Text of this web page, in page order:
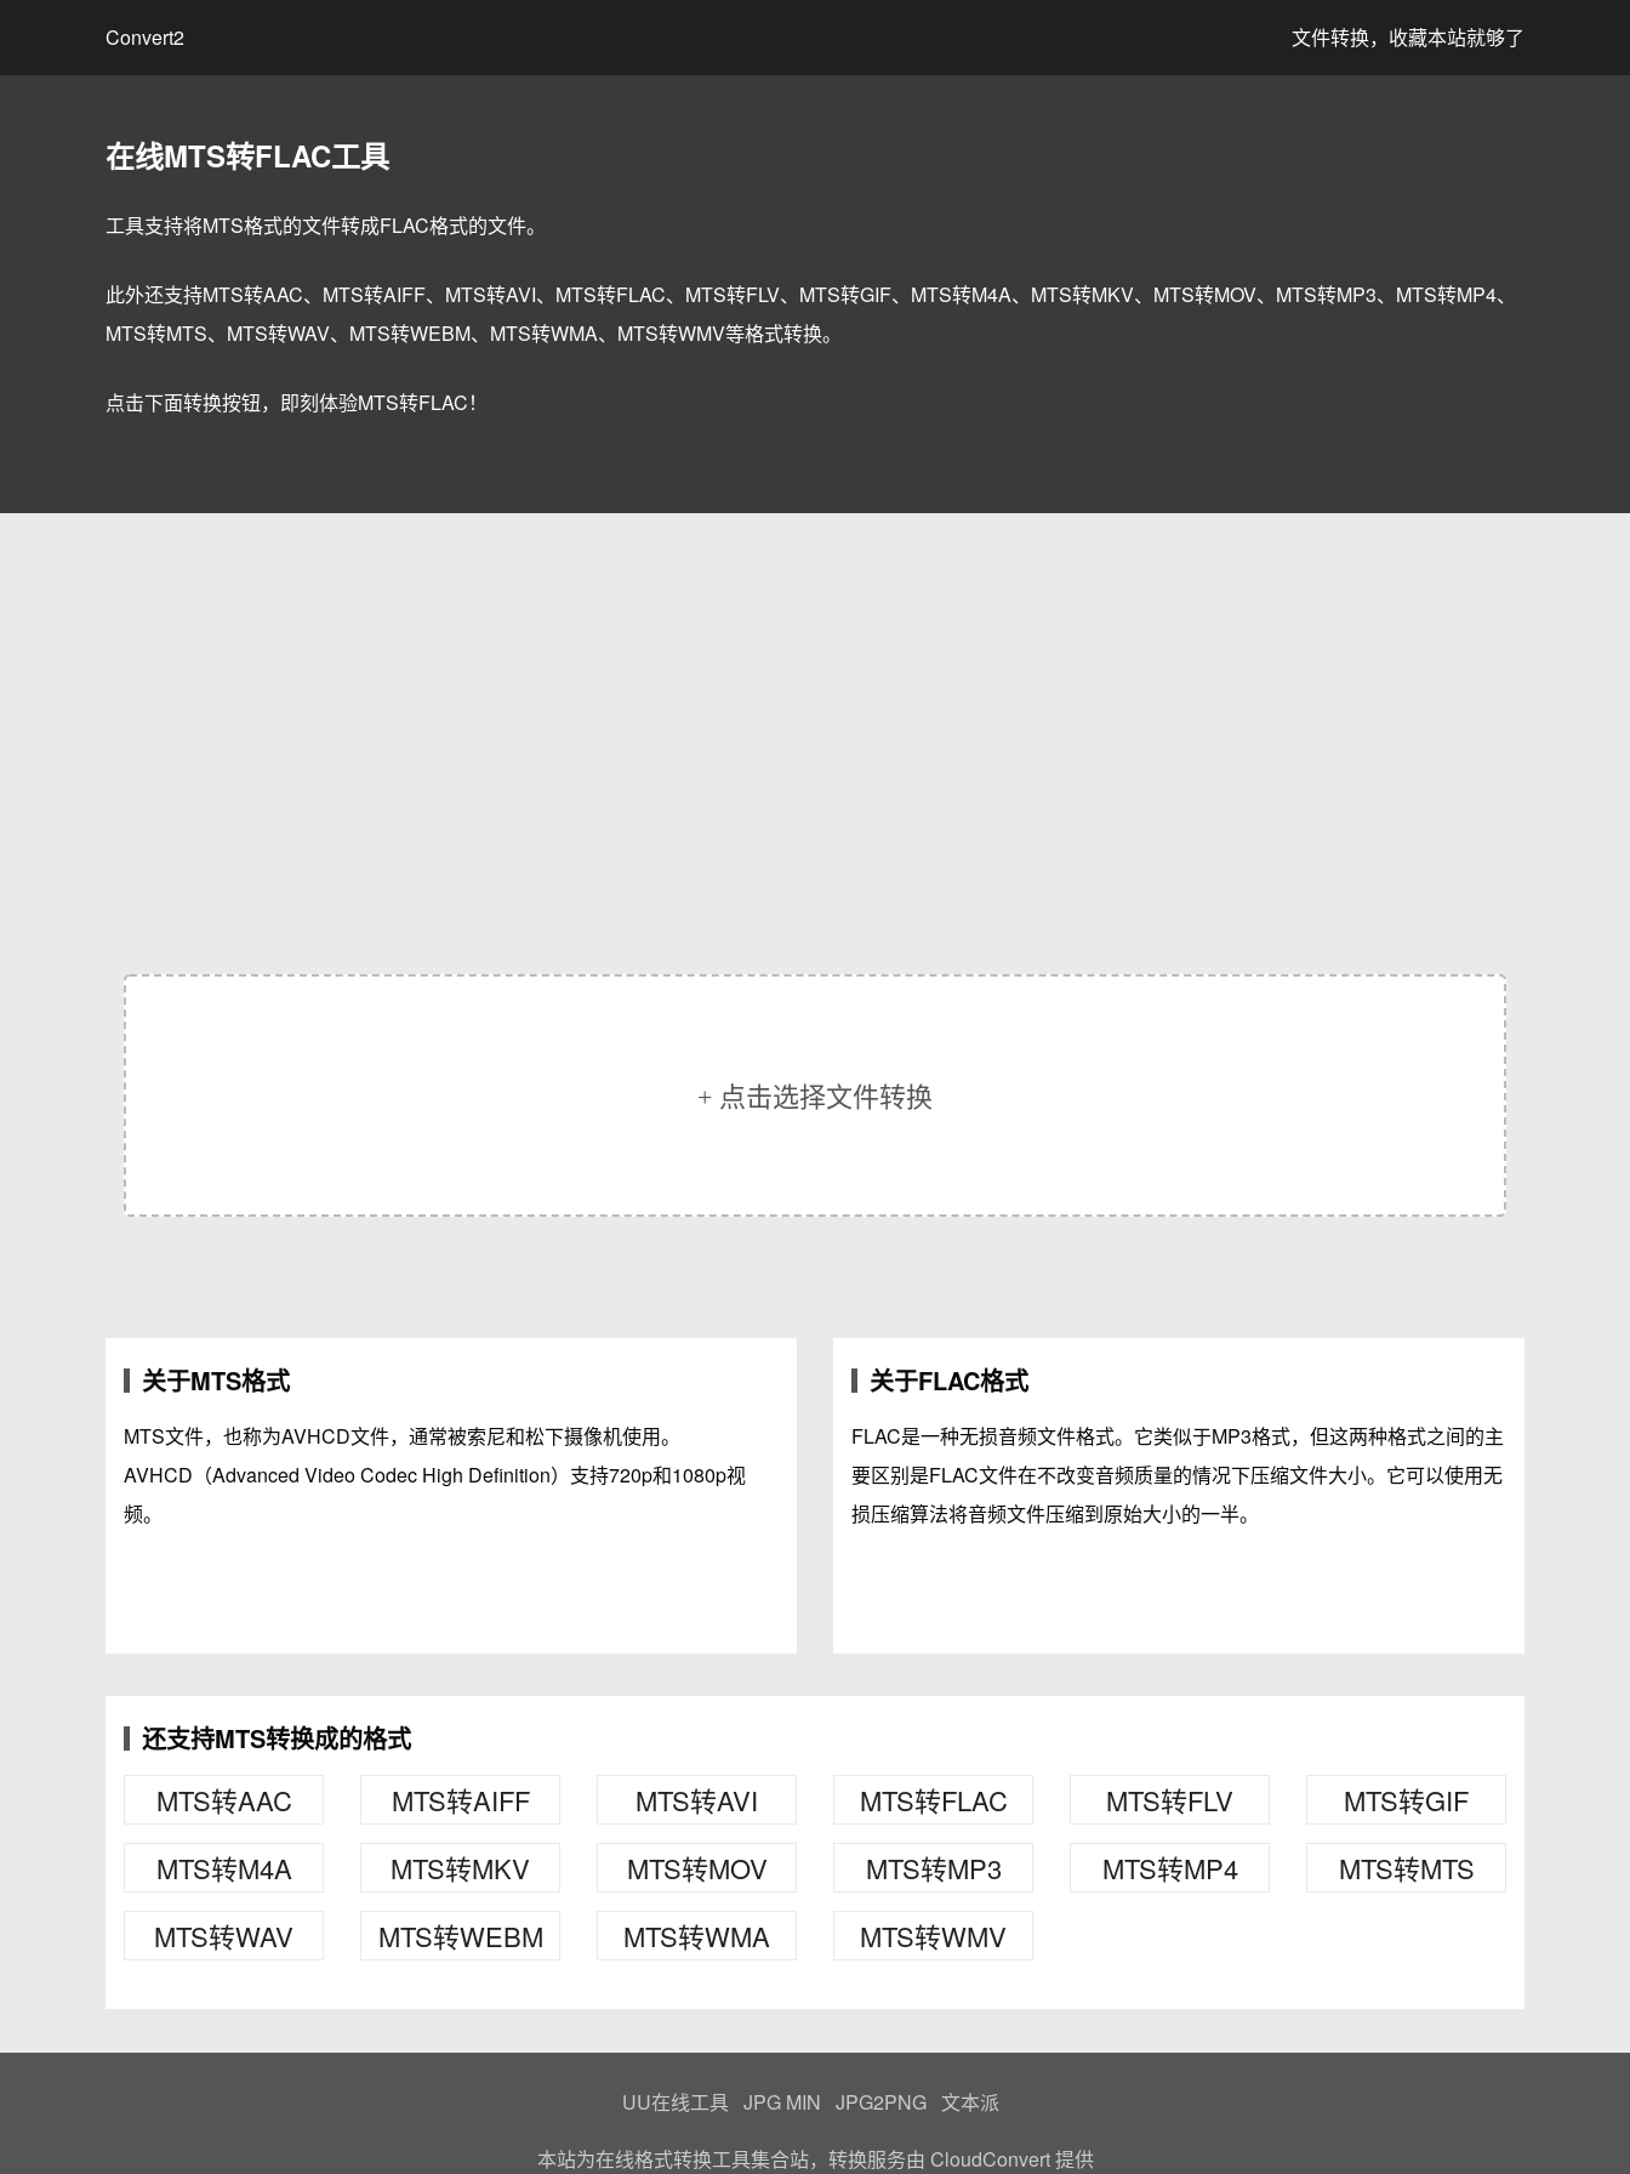
Convert2 文件转换，收藏本站就够了
在线MTS转FLAC工具
工具支持将MTS格式的文件转成FLAC格式的文件。
此外还支持MTS转AAC、MTS转AIFF、MTS转AVI、MTS转FLAC、MTS转FLV、MTS转GIF、MTS转M4A、MTS转MKV、MTS转MOV、MTS转MP3、MTS转MP4、
MTS转MTS、MTS转WAV、MTS转WEBM、MTS转WMA、MTS转WMV等格式转换。
点击下面转换按钮，即刻体验MTS转FLAC！
+ 点击选择文件转换
关于MTS格式
MTS文件，也称为AVHCD文件，通常被索尼和松下摄像机使用。
AVHCD（Advanced Video Codec High Definition）支持720p和1080p视
频。
关于FLAC格式
FLAC是一种无损音频文件格式。它类似于MP3格式，但这两种格式之间的主
要区别是FLAC文件在不改变音频质量的情况下压缩文件大小。它可以使用无
损压缩算法将音频文件压缩到原始大小的一半。
还支持MTS转换成的格式
MTS转AAC MTS转AIFF MTS转AVI MTS转FLAC MTS转FLV
MTS转GIF
MTS转M4A
MTS转MKV MTS转MOV MTS转MP3 MTS转MP4
MTS转MTS
MTS转WAV
MTS转WEBM MTS转WMA MTS转WMV
UU在线工具 JPG MIN JPG2PNG 文本派
本站为在线格式转换工具集合站，转换服务由 CloudConvert提供